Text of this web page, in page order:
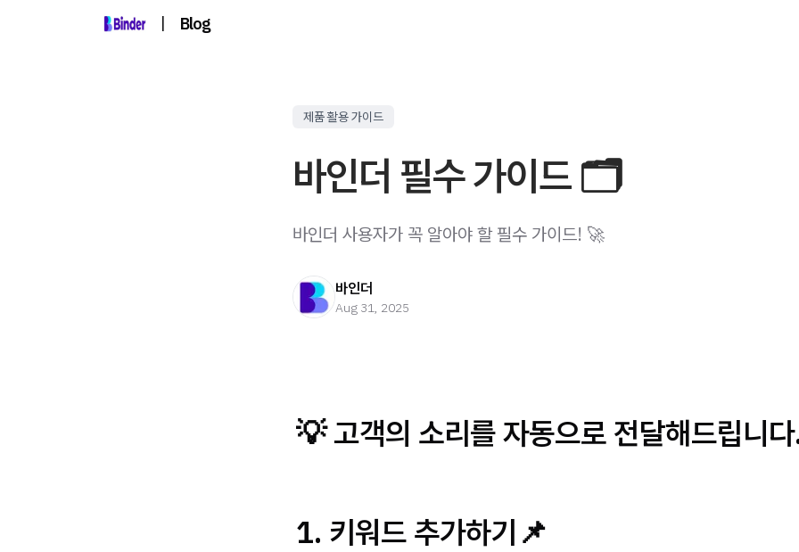
| Blog
제품 활용 가이드
바인더 필수 가이드 🗂️
바인더 사용자가 꼭 알아야 할 필수 가이드! 🚀
바인더
Aug 31, 2025
💡고객의 소리를 자동으로 전달해드립니
1. 키워드 추가하기📌